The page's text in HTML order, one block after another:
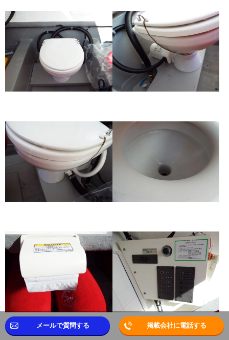
メールで質問する 掲載会社に電話する